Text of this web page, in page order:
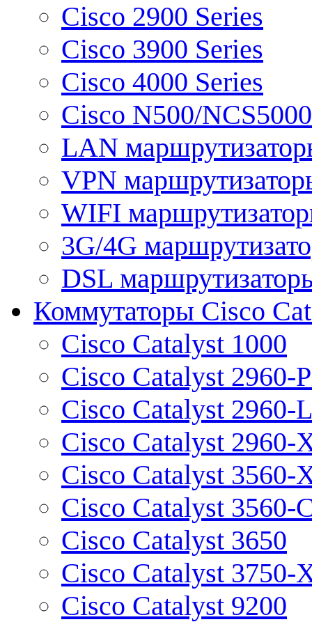
Cisco 2900 Series
Cisco 3900 Series
Cisco 4000 Series
Cisco N500/
LAN
VPN
WIFI
3G/4G
DSL
Коммутаторы Cisco
Cisco Catalyst 1000
Cisco Catalyst 2960-
Cisco Catalyst 2960-L
Cisco Catalyst 2960-
Cisco Catalyst 3560-
Cisco Catalyst 3560-
Cisco Catalyst 3650
Cisco Catalyst 3750-
Cisco Catalyst 9200